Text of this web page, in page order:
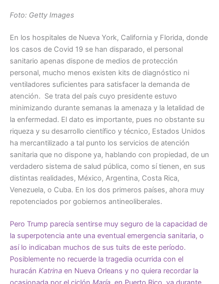
Foto: Getty Images
En los hospitales de Nueva York, California y Florida, donde
los casos de Covid 19 se han disparado, el personal
sanitario apenas dispone de medios de protección
personal, mucho menos existen kits de diagnóstico ni
ventiladores suficientes para satisfacer la demanda de
atención. Se trata del país cuyo presidente estuvo
minimizando durante semanas la amenaza y la letalidad de
la enfermedad. El dato es importante, pues no obstante su
riqueza y su desarrollo científico y técnico, Estados Unidos
ha mercantilizado a tal punto los servicios de atención
sanitaria que no dispone ya, hablando con propiedad, de un
verdadero sistema de salud pública, como sí tienen, en sus
distintas realidades, México, Argentina, Costa Rica,
Venezuela, o Cuba. En los dos primeros países, ahora muy
repotenciados por gobiernos antineoliberales.
Pero Trump parecía sentirse muy seguro de la capacidad de
la superpotencia ante una eventual emergencia sanitaria, o
así lo indicaban muchos de sus tuits de este período.
Posiblemente no recuerde la tragedia ocurrida con el
huracán Katrina en Nueva Orleans y no quiera recordar la